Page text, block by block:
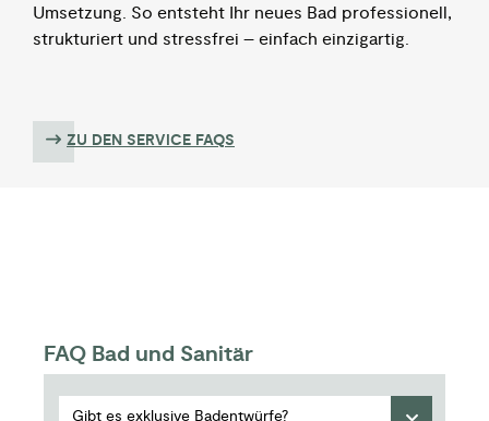
Umsetzung. So entsteht Ihr neues Bad professionell,
strukturiert und stressfrei – einfach einzigartig.
ZU DEN SERVICE​ FAQS
FAQ Bad und Sanitär
Gibt es exklusive Badentwürfe?